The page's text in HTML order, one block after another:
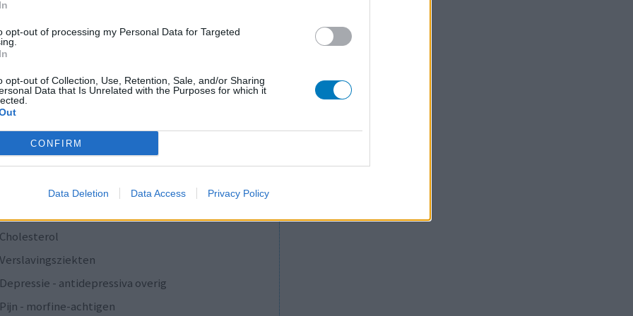
opt-out of processing my Personal Data for Targeted
opt-out of Collection, Use, Retention, Sale, and/or Sharing
Data that Is Unrelated with the Purposes for which it
CONFIRM
Data Deletion Data Access Privacy Policy
0 reacties
1
Anticonceptie - overig
Depressie - antidepressiva SSRI
Depressie - antidepressiva SSRI
Cholesterol
Verslavingsziekten
Depressie - antidepressiva overig
Pijn - morfine-achtigen